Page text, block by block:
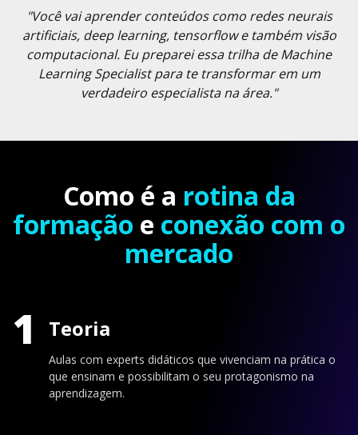
"Você vai aprender conteúdos como redes neurais
artificiais, deep learning, tensorflow e também visão
computacional. Eu preparei essa trilha de Machine
Learning Specialist para te transformar em um
verdadeiro especialista na área."
Como é a rotina da
formação e conexão com o
mercado
1 Teoria
Aulas com experts didáticos que vivenciam na prática o
que ensinam e possibilitam o seu protagonismo na
aprendizagem.